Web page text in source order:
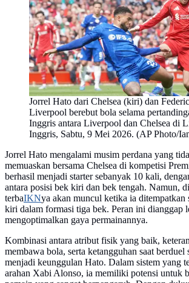
Jorrel Hato dari Chelsea (kiri) dan
Liverpool berebut bola selama
Inggris antara Liverpool dan Chelsea di
Inggris, Sabtu, 9 Mei 2026. (AP Photo/
Jorrel Hato mengalami musim perdana yang
memuaskan bersama Chelsea di kompetisi
berhasil menjadi starter sebanyak 10 kali,
antara posisi bek kiri dan bek tengah. Namun,
terbaIKNya akan muncul ketika ia ditempatkan
kiri dalam formasi tiga bek. Peran ini dianggap
mengoptimalkan gaya permainannya.
Kombinasi antara atribut fisik yang baik,
membawa bola, serta ketangguhan saat berduel
menjadi keunggulan Hato. Dalam sistem yang
arahan Xabi Alonso, ia memiliki potensi untuk